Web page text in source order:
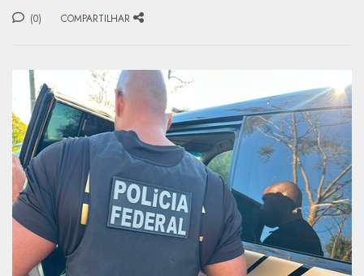
(0) COMPARTILHAR